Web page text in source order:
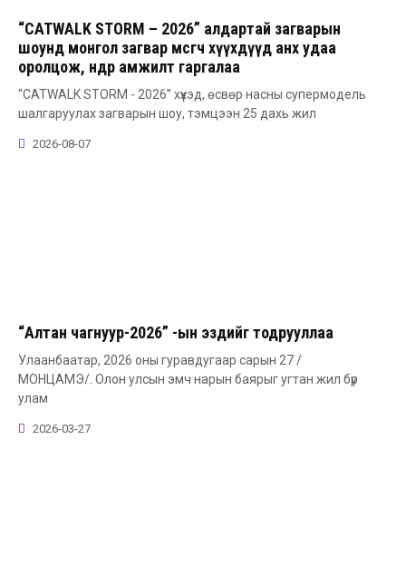
“CATWALK STORM – 2026” алдартай загварын
шоунд монгол загвар өмсөгч хүүхдүүд анх удаа
оролцож, өндөр амжилт гаргалаа
“CATWALK STORM - 2026” хүүхэд, өсвөр насны супермодель
шалгаруулах загварын шоу, тэмцээн 25 дахь жил
2026-08-07
“Алтан чагнуур-2026” -ын эздийг тодрууллаа
Улаанбаатар, 2026 оны гуравдугаар сарын 27 /
МОНЦАМЭ/. Олон улсын эмч нарын баярыг угтан жил бүр
улам
2026-03-27